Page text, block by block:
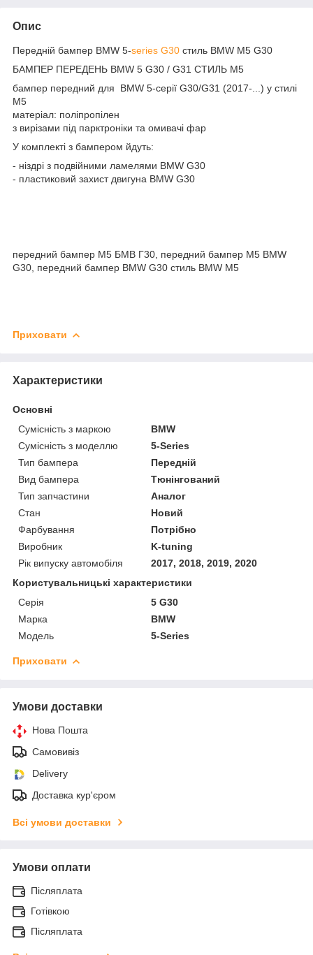
Опис
Передній бампер BMW 5-series G30 стиль BMW M5 G30
БАМПЕР ПЕРЕДЕНЬ BMW 5 G30 / G31 СТИЛЬ M5
бампер передний для BMW 5-серії G30/G31 (2017-...) у стилі
M5
матеріал: поліпропілен
з вирізами під парктроніки та омивачі фар
У комплекті з бампером йдуть:
- ніздрі з подвійними ламелями BMW G30
- пластиковий захист двигуна BMW G30
передний бампер М5 БМВ Г30, передний бампер M5 BMW
G30, передний бампер BMW G30 стиль BMW M5
Приховати
Характеристики
Основні
Сумісність з маркою
BMW
Сумісність з моделлю
5-Series
Тип бампера
Передній
Вид бампера
Тюнінгований
Тип запчастини
Аналог
Стан
Новий
Фарбування
Потрібно
Виробник
K-tuning
Рік випуску автомобіля
2017, 2018, 2019, 2020
Користувальницькі характеристики
Серія
5 G30
Марка
BMW
Модель
5-Series
Приховати
Умови доставки
Нова Пошта
Самовивіз
Delivery
Доставка кур'єром
Всі умови доставки
Умови оплати
Післяплата
Готівкою
Післяплата